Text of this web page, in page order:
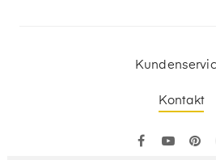
Kontakt
Facebook